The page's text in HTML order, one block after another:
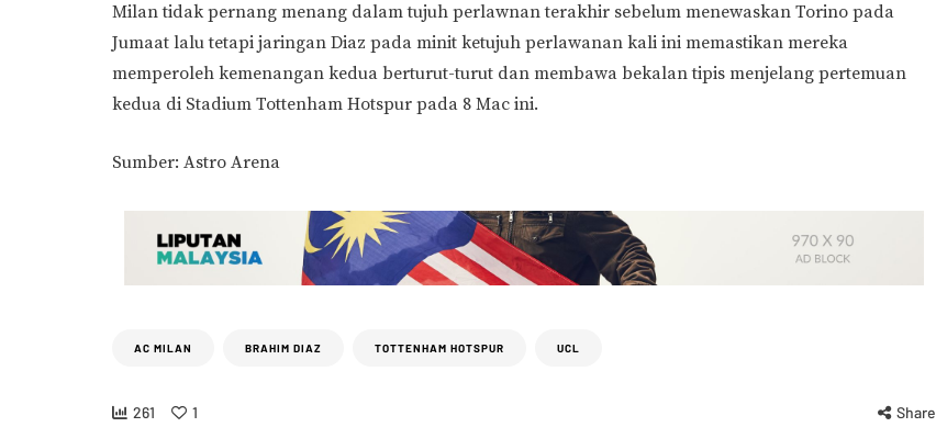
Milan tidak pernang menang dalam tujuh perlawnan terakhir sebelum menewaskan Torino pada
Jumaat lalu tetapi jaringan Diaz pada minit ketujuh perlawanan kali ini memastikan mereka
memperoleh kemenangan kedua berturut-turut dan membawa bekalan tipis menjelang pertemuan
kedua di Stadium Tottenham Hotspur pada 8 Mac ini.
Sumber: Astro Arena
AC MILAN BRAHIM DIAZ TOTTENHAM HOTSPUR UCL
261 1 Share